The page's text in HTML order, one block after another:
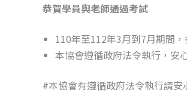
恭賀學員與老師通過考試
110年至112年3月到7月期間
本協會遵循政府法令執行，安
#本協會有遵循政府法令執行請安